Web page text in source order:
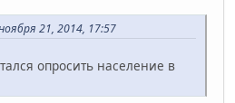
21, 2014, 17:57
опросить население в